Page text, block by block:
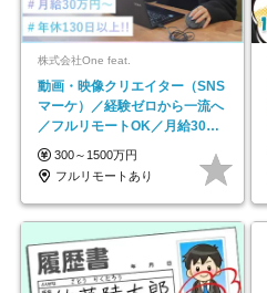
株式会社One feat.
動画・映像クリエイター（SNS
マーケ）／経験ゼロから一流へ
／フルリモートOK／月給30万
円～／年休130日以上
300～1500万円
フルリモートあり